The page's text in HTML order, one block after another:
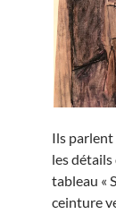
Ils parlent
les détails
tableau «
ceinture